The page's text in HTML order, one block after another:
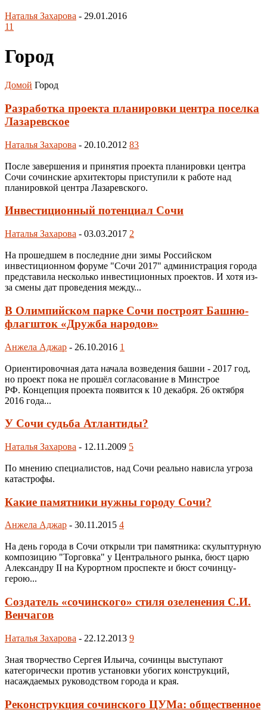
Наталья Захарова - 29.01.2016
11
Город
Домой Город
Разработка проекта планировки центра поселка
Лазаревское
Наталья Захарова - 20.10.2012 83
После завершения и принятия проекта планировки центра
Сочи сочинские архитекторы приступили к работе над
планировкой центра Лазаревского.
Инвестиционный потенциал Сочи
Наталья Захарова - 03.03.2017 2
На прошедшем в последние дни зимы Российском
инвестиционном форуме "Сочи 2017" администрация города
представила несколько инвестиционных проектов. И хотя из-
за смены дат проведения между...
В Олимпийском парке Сочи построят Башню-
флагшток «Дружба народов»
Анжела Аджар - 26.10.2016 1
Ориентировочная дата начала возведения башни - 2017 год,
но проект пока не прошёл согласование в Минстрое
РФ. Концепция проекта появится к 10 декабря. 26 октября
2016 года...
У Сочи судьба Атлантиды?
Наталья Захарова - 12.11.2009 5
По мнению специалистов, над Сочи реально нависла угроза
катастрофы.
Какие памятники нужны городу Сочи?
Анжела Аджар - 30.11.2015 4
На день города в Сочи открыли три памятника: скульптурную
композицию "Торговка" у Центрального рынка, бюст царю
Александру II на Курортном проспекте и бюст сочинцу-
герою...
Создатель «сочинского» стиля озеленения С.И.
Венчагов
Наталья Захарова - 22.12.2013 9
Зная творчество Сергея Ильича, сочинцы выступают
категорически против установки убогих конструкций,
насаждаемых руководством города и края.
Реконструкция сочинского ЦУМа: общественное